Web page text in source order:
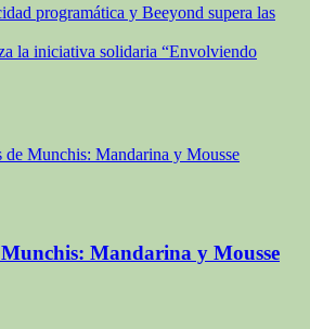
programática y Beeyond supera las
la iniciativa solidaria “Envolviendo
Munchis: Mandarina y Mousse